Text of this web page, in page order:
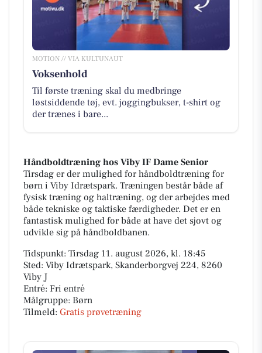
MOTION // VIA KULTUNAUT
Voksenhold
Til første træning skal du medbringe
løstsiddende tøj, evt. joggingbukser, t-shirt og
der trænes i bare...
Håndboldtræning hos Viby IF Dame Senior
Tirsdag er der mulighed for håndboldtræning for
børn i Viby Idrætspark. Træningen består både af
fysisk træning og haltræning, og der arbejdes med
både tekniske og taktiske færdigheder. Det er en
fantastisk mulighed for både at have det sjovt og
udvikle sig på håndboldbanen.
Tidspunkt: Tirsdag 11. august 2026, kl. 18:45
Sted: Viby Idrætspark, Skanderborgvej 224, 8260
Viby J
Entré: Fri entré
Målgruppe: Børn
Tilmeld: Gratis prøvetræning